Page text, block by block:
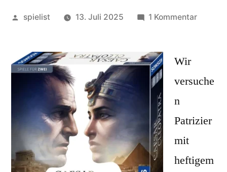
Veröffentlicht
spielist 13. Juli 2025 1 Kommentarzu
Wir
versuche
n
Patrizier
mit
heftigem